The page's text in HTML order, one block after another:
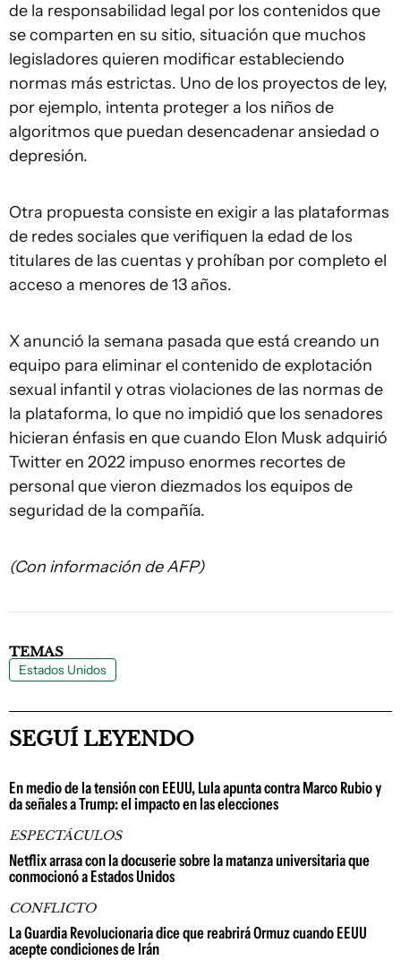
de la responsabilidad legal por los contenidos que
se comparten en su sitio, situación que muchos
legisladores quieren modificar estableciendo
normas más estrictas. Uno de los proyectos de ley,
por ejemplo, intenta proteger a los niños de
algoritmos que puedan desencadenar ansiedad o
depresión.
Otra propuesta consiste en exigir a las plataformas
de redes sociales que verifiquen la edad de los
titulares de las cuentas y prohíban por completo el
acceso a menores de 13 años.
X anunció la semana pasada que está creando un
equipo para eliminar el contenido de explotación
sexual infantil y otras violaciones de las normas de
la plataforma, lo que no impidió que los senadores
hicieran énfasis en que cuando Elon Musk adquirió
Twitter en 2022 impuso enormes recortes de
personal que vieron diezmados los equipos de
seguridad de la compañía.
(Con información de AFP)
TEMAS
Estados Unidos
SEGUÍ LEYENDO
En medio de la tensión con EEUU, Lula apunta contra Marco Rubio y
da señales a Trump: el impacto en las elecciones
ESPECTÁCULOS
Netflix arrasa con la docuserie sobre la matanza universitaria que
conmocionó a Estados Unidos
CONFLICTO
La Guardia Revolucionaria dice que reabrirá Ormuz cuando EEUU
acepte condiciones de Irán